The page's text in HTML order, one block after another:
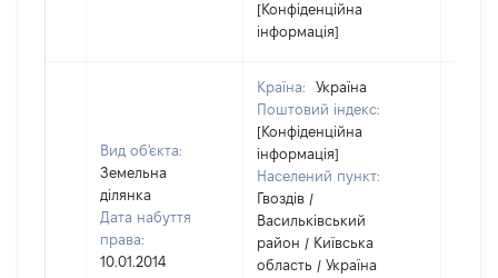
[Конфіденційна
інформація]
Вид об'єкта:
Земельна
ділянка
Дата набуття
права:
10.01.2014
Країна:
Україна
Поштовий індекс:
[Конфіденційна
інформація]
Населений пункт:
Гвоздів /
Васильківський
район / Київська
область / Україна